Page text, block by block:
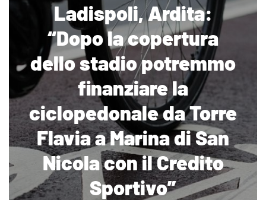
Ladispoli, Ardita:
“Dopo la copertura
dello stadio potremmo
finanziare la
ciclopedonale da Torre
Flavia a Marina di San
Nicola con il Credito
Sportivo”